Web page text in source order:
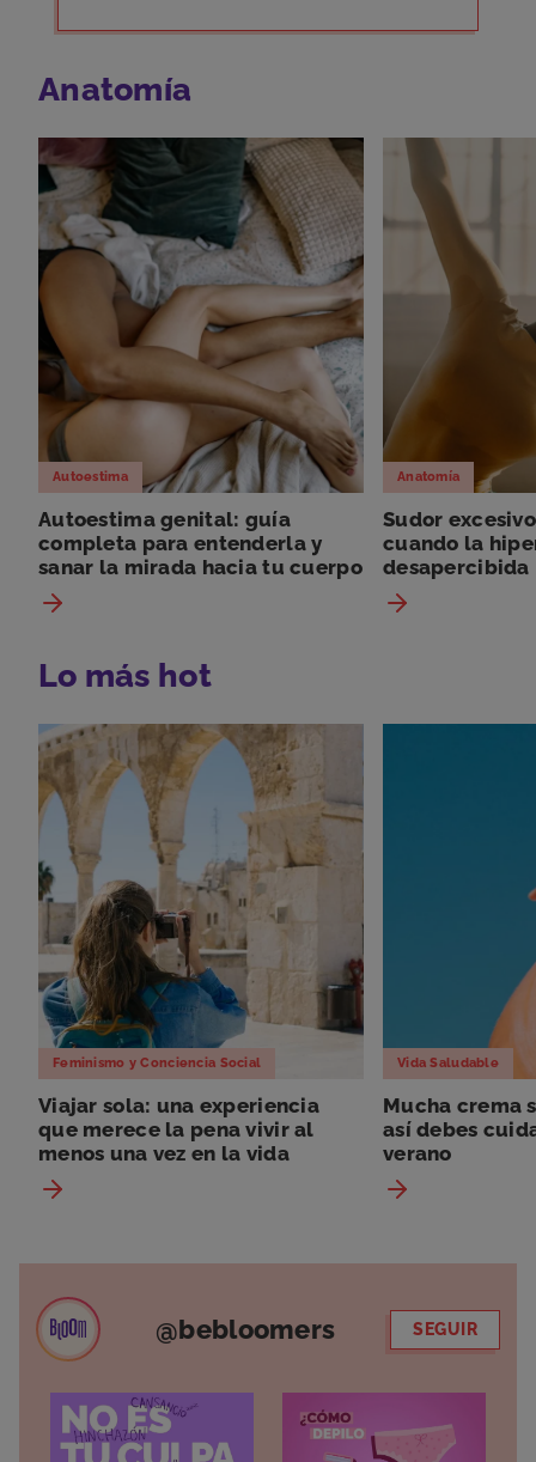
Anatomía
Autoestima
Autoestima genital: guía
completa para entenderla y
sanar la mirada hacia tu cuerpo
Anatomía
Sudor
cuando la
desapercibida
Lo más hot
Feminismo y Conciencia Social
Viajar sola: una experiencia
que merece la pena vivir al
menos una vez en la vida
Vida Saludable
Mucha crema
así debes
verano
@bebloomers SEGUIR